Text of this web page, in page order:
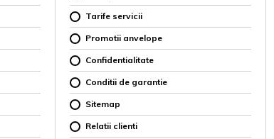
Tarife servicii
Promotii anvelope
Confidentialitate
Conditii de garantie
Sitemap
Relatii clienti